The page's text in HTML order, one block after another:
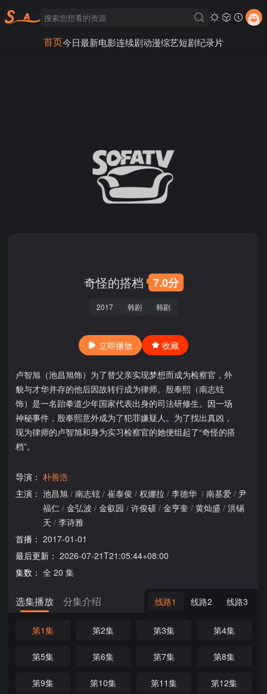
首页今日最新电影连续剧动漫综艺短剧纪录片
奇怪的搭档 7.0分
2017 韩剧 韩剧
立即播放 收藏
卢智旭（池昌旭饰）为了替父亲实现梦想而成为检察官，外
貌与才华并存的他后因故转行成为律师。殷奉熙（南志铉
饰）是一名跆拳道少年国家代表出身的司法研修生。因一场
神秘事件，殷奉熙意外成为了犯罪嫌疑人。为了找出真凶，
现为律师的卢智旭和身为实习检察官的她便组起了“奇怪的搭
档”。
导演： 朴善浩
主演： 池昌旭 / 南志铉 / 崔泰俊 / 权娜拉 / 李德华 / 南基爱 / 尹
福仁 / 金弘波 / 金叡园 / 许俊硕 / 金亨奎 / 黄灿盛 / 洪锡
天 / 李诗雅
首播： 2017-01-01
最后更新： 2026-07-21T21:05:44+08:00
集数： 全 20 集
选集播放 分集介绍 线路1 线路2 线路3
第1集 第2集 第3集 第4集
第5集 第6集 第7集 第8集
第9集 第10集 第11集 第12集